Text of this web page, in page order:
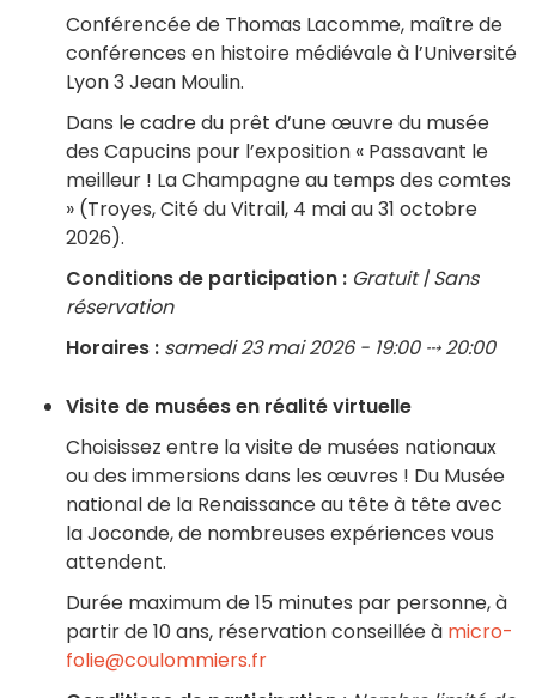
Conférencée de Thomas Lacomme, maître de
conférences en histoire médiévale à l’Université
Lyon 3 Jean Moulin.
Dans le cadre du prêt d’une œuvre du musée
des Capucins pour l’exposition « Passavant le
meilleur ! La Champagne au temps des comtes
» (Troyes, Cité du Vitrail, 4 mai au 31 octobre
2026).
Conditions de participation : Gratuit | Sans
réservation
Horaires : samedi 23 mai 2026 - 19:00 ⤏ 20:00
Visite de musées en réalité virtuelle
Choisissez entre la visite de musées nationaux
ou des immersions dans les œuvres ! Du Musée
national de la Renaissance au tête à tête avec
la Joconde, de nombreuses expériences vous
attendent.
Durée maximum de 15 minutes par personne, à
partir de 10 ans, réservation conseillée à micro-
folie@coulommiers.fr